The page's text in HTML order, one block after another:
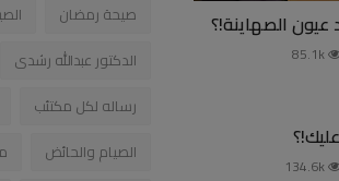
الصهاينة!؟
85.1k
134.6k
صيحة رمضان
الدكتور عبدالله رشدى
رساله لكل مكتئب
الصيام والحائض